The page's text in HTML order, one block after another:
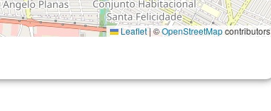
Leaflet|©OpenStreetMapcontributors